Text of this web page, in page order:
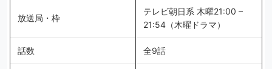
放送局・枠
テレビ朝日系 木曜21:00 –
21:54（木曜ドラマ）
話数 全9話